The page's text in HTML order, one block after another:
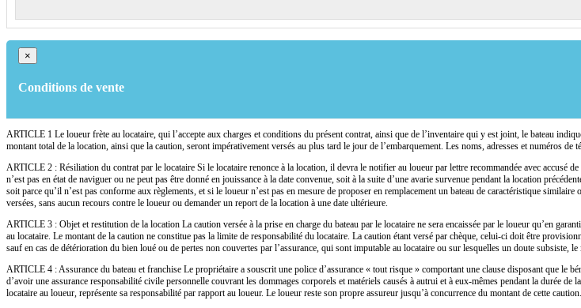
×
Conditions de vente
ARTICLE 1 Le loueur frète au locataire, qui l’accepte aux charges et conditions du présent contrat, ainsi que de l’inventaire qui y est joint, le bateau
montant total de la location, ainsi que la caution, seront impérativement versés au plus tard le jour de l’embarquement. Les noms, adresses et numéros
ARTICLE 2 : Résiliation du contrat par le locataire Si le locataire renonce à la location, il devra le notifier au loueur par lettre recommandée avec accusé
n’est pas en état de naviguer ou ne peut pas être donné en jouissance à la date convenue, soit à la suite d’une avarie survenue pendant la location
soit parce qu’il n’est pas conforme aux règlements, et si le loueur n’est pas en mesure de proposer en remplacement un bateau de caractéristique
versées, sans aucun recours contre le loueur ou demander un report de la location à une date ultérieure.
ARTICLE 3 : Objet et restitution de la location La caution versée à la prise en charge du bateau par le locataire ne sera encaissée par le loueur qu’en
au locataire. Le montant de la caution ne constitue pas la limite de responsabilité du locataire. La caution étant versé par chèque, celui-ci doit être
sauf en cas de détérioration du bien loué ou de pertes non couvertes par l’assurance, qui sont imputable au locataire ou sur lesquelles un doute subsiste,
ARTICLE 4 : Assurance du bateau et franchise Le propriétaire a souscrit une police d’assurance « tout risque » comportant une clause disposant que le
d’avoir une assurance responsabilité civile personnelle couvrant les dommages corporels et matériels causés à autrui et à eux-mêmes pendant la durée
locataire au loueur, représente sa responsabilité par rapport au loueur. Le loueur reste son propre assureur jusqu’à concurrence du montant de cette caution.